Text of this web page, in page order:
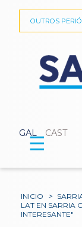
GAL CAST
OUTROS
☰
INICIO >
LAT EN SARRIA
INTERESANTE"